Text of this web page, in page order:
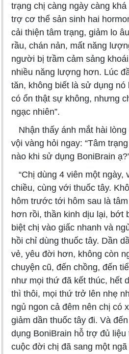
trạng chị càng ngày càng
trợ cơ thể sản sinh hai
cải thiện tâm trạng, giảm lo
rầu, chán nản, mất năng
người bị trầm cảm sảng
nhiều năng lượng hơn. Lúc
tăn, không biết là sử dụng nó
có ổn thật sự không, nhưng
ngạc nhiên”.
Nhận thấy ánh mắt hài lòng
vội vàng hỏi ngay: “Tâm
nào khi sử dụng BoniBrain
“Chị dùng 4 viên một ngày,
chiều, cùng với thuốc tây.
hôm trước tới hôm sau là
hơn rồi, thần kinh dịu lại, bớt
biệt chị vào giấc nhanh và
hồi chỉ dùng thuốc tây. Dần
vẻ, yêu đời hơn, không còn
chuyện cũ, đến chồng, đến
như mọi thứ đã kết thúc, hết
thì thôi, mọi thứ trở lên nhẹ
ngủ ngon cả đêm nên chị có
giảm dần thuốc tây đi. Và
dụng BoniBrain hỗ trợ đủ
cuộc đời chị đã sang một